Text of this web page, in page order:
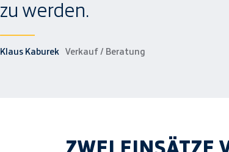
zu werden.
Klaus Kaburek Verkauf / Beratung